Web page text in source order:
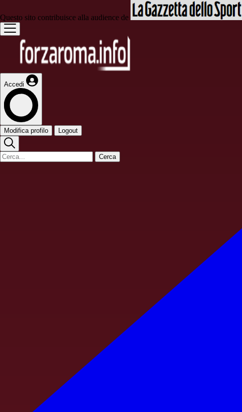
Questo sito contribuisce alla audience de
Accedi
Modifica profilo Logout
Cerca